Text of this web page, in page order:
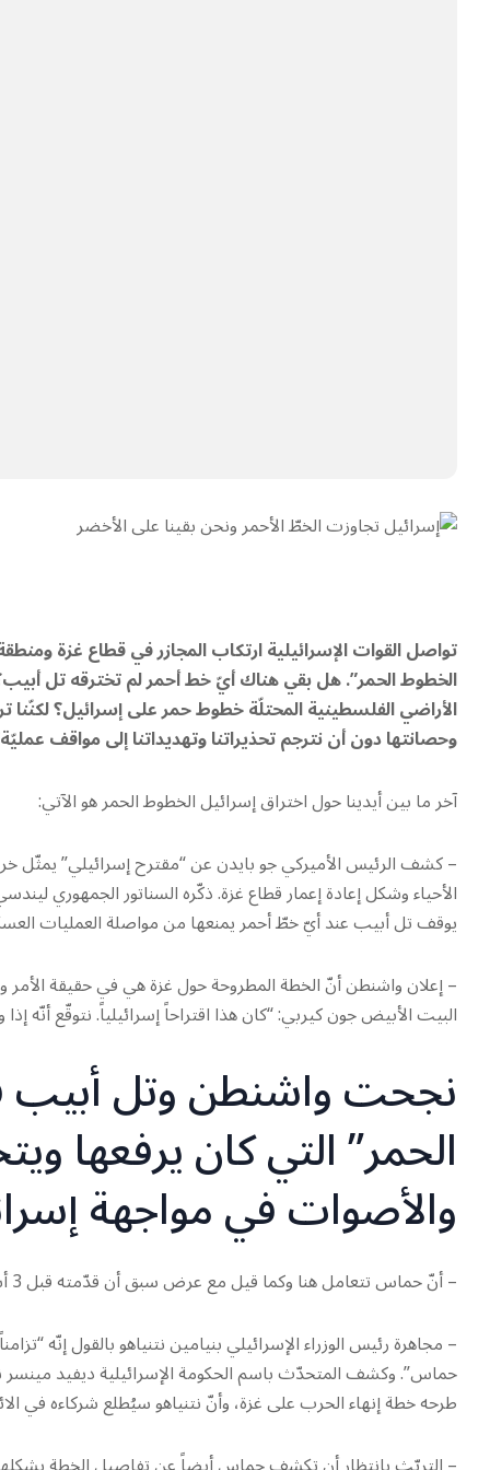
تواصل القوات الإسرائيلية ارتكاب المجازر في قطاع غزة
الخطوط الحمر”. هل بقي هناك أيّ خط أحمر لم تخترقه تل
الأراضي الفلسطينية المحتلّة خطوط حمر على إسرائيل؟
وحصانتها دون أن نترجم تحذيراتنا وتهديداتنا إلى مواقف
آخر ما بين أيدينا حول اختراق إسرائيل الخطوط الحمر هو الآتي:
الأحياء وشكل إعادة إعمار قطاع غزة. ذكّره السناتور الجمهوري
يوقف تل أبيب عند أيّ خطّ أحمر يمنعها من مواصلة العمليات
– إعلان واشنطن أنّ الخطة المطروحة حول غزة هي في حقيقة
البيت الأبيض جون كيربي: “كان هذا اقتراحاً إسرائيلياً. نتوقّع
نجحت واشنطن وتل أبيب
الحمر” التي كان يرفعها
والأصوات في مواجهة
– أنّ حماس تتعامل هنا وكما قيل مع عرض سبق أن قدّمته قبل 3 أشهر وتعرضه تل أبيب عبر واشنطن هذه المرّة.
– مجاهرة رئيس الوزراء الإسرائيلي بنيامين نتنياهو بالقول إنّه
حماس”. وكشف المتحدّث باسم الحكومة الإسرائيلية ديفيد مينسر
طرحه خطة إنهاء الحرب على غزة، وأنّ نتنياهو سيُطلع شركاءه في